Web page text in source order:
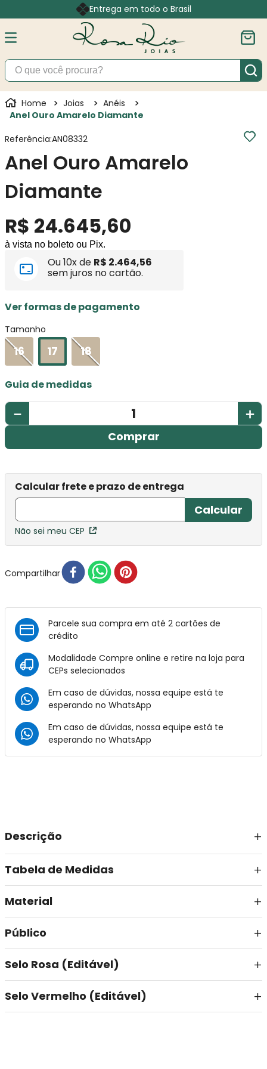
Entrega em todo o Brasil
O que você procura?
Joias
Anéis
Anel Ouro Amarelo Diamante
Referência:AN08332
Anel Ouro Amarelo
Diamante
R$ 24.645,60
à vista no boleto ou Pix.
Ou10x de R$ 2.464,56
sem juros no cartão.
Ver formas de pagamento
Tamanho
16 17 18
Guia de medidas
＋
－
Comprar
Não sei meu CEP
Compartilhar
Parcele sua compra em até 2 cartões de
crédito
Modalidade Compre online e retire na loja para
CEPs selecionados
Em caso de dúvidas, nossa equipe está te
esperando no WhatsApp
Em caso de dúvidas, nossa equipe está te
esperando no WhatsApp
Descrição
Tabela de Medidas
Material
Público
Selo Rosa (Editável)
Selo Vermelho (Editável)